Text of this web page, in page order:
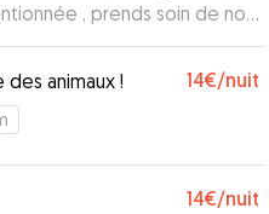
, prends soin de nos
envoie tous les jours des
concernant notre
ect , au top !! Si je dois
jours je reviendrai
des animaux ! 14€/nuit
14€/nuit